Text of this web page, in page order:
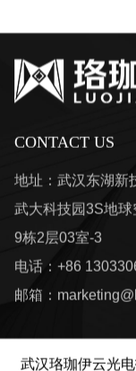
CONTACT US
地址：武汉东湖新
武大科技园3S地
9栋2层03室-3
电话：+86
邮箱：
武汉珞珈伊云光